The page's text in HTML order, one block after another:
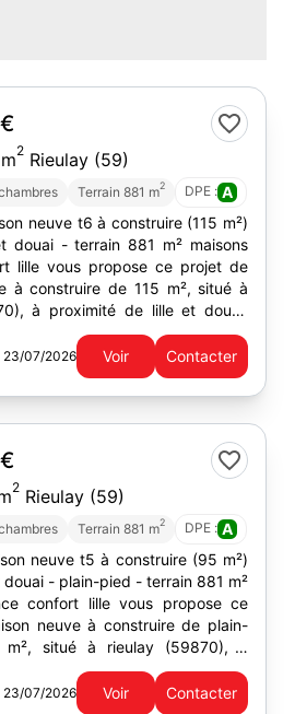
2 Rieulay (59)
Terrain 881 m2 DPE : A
neuve t6 à construire (115 m²)
- terrain 881 m² maisons
lille vous propose ce projet de
à construire de 115 m², situé à
à proximité de lille et douai,
23/07/2026 Voir Contacter
2 Rieulay (59)
Terrain 881 m2 DPE : A
neuve t5 à construire (95 m²)
douai - plain-pied - terrain 881 m²
confort lille vous propose ce
neuve à construire de plain-
situé à rieulay (59870), à
23/07/2026 Voir Contacter